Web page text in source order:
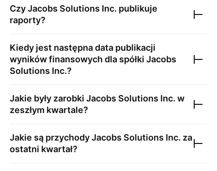
CzyJacobs Solutions Inc. publikuje
raporty?
Kiedy jest następna data publikacji
wyników finansowych dla spółki Jacobs
Solutions Inc.?
Jakie były zarobki Jacobs Solutions Inc. w
zeszłym kwartale?
Jakie są przychodyJacobs Solutions Inc. za
ostatni kwartał?